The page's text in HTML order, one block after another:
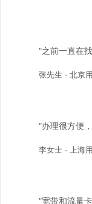
"之前一直在
张先生 · 北京
"办理很方便
李女士 · 上海
"宽带和流量